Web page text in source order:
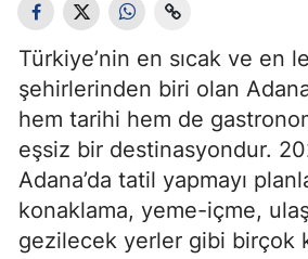
Türkiye’nin en sıcak ve en
şehirlerinden biri olan
hem tarihi hem de
eşsiz bir destinasyondur.
Adana’da tatil yapmayı
konaklama, yeme-içme,
gezilecek yerler gibi birçok